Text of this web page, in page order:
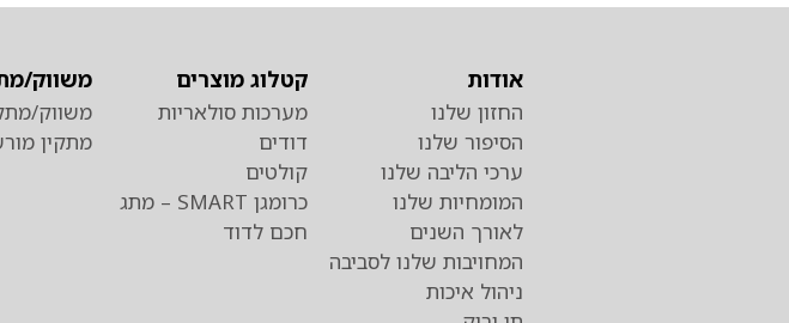
אודות
החזון שלנו
הסיפור שלנו
ערכי הליבה שלנו
המומחיות שלנו
לאורך השנים
המחויבות שלנו לסביבה
ניהול איכות
קטלוג מוצרים
מערכות סולאריות
דודים
קולטים
כרומגן SMART – מתג
חכם לדוד
משווק/
משווק/
מתקין